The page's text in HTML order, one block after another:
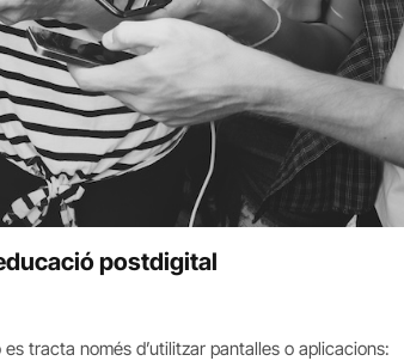
postdigital
tracta només d’utilitzar pantalles o aplicacions: